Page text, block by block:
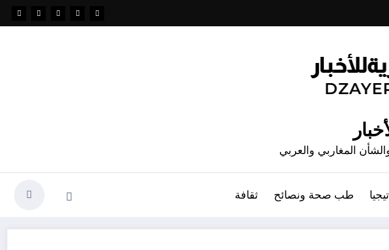
المغاربي والعربي
طب صحة ونصائح ثقافة